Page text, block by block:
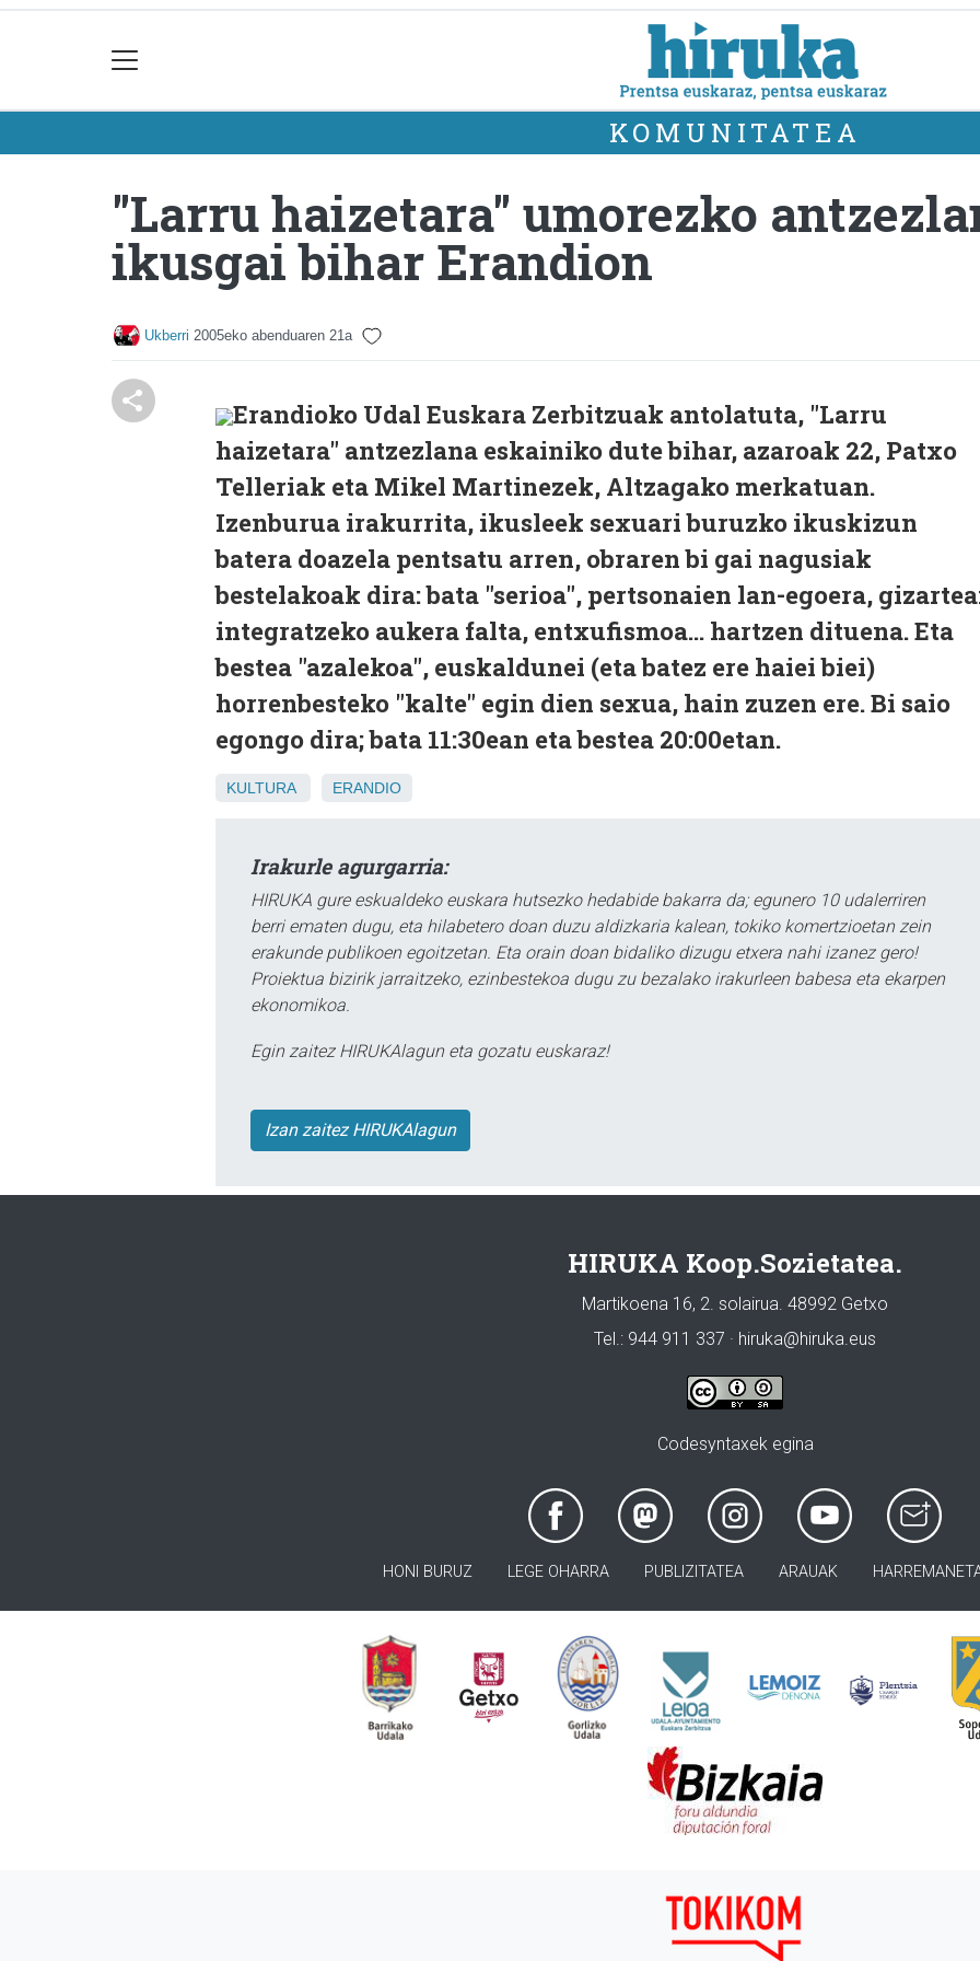
KOMUNITATEA
"Larru haizetara" umorezko
ikusgai bihar Erandion
Ukberri 2005eko abenduaren 21a
Erandioko Udal Euskara Zerbitzuak antolatuta, "Larru
haizetara" antzezlana eskainiko dute bihar, azaroak 22, Patxo
Telleriak eta Mikel Martinezek, Altzagako merkatuan.
Izenburua irakurrita, ikusleek sexuari buruzko ikuskizun
batera doazela pentsatu arren, obraren bi gai nagusiak
bestelakoak dira: bata "serioa", pertsonaien lan-egoera,
integratzeko aukera falta, entxufismoa... hartzen dituena. Eta
bestea "azalekoa", euskaldunei (eta batez ere haiei biei)
horrenbesteko "kalte" egin dien sexua, hain zuzen ere. Bi saio
egongo dira; bata 11:30ean eta bestea 20:00etan.
KULTURA ERANDIO
Irakurle agurgarria:
HIRUKA gure eskualdeko euskara hutsezko hedabide bakarra da; egunero 10 udalerriren
berri ematen dugu, eta hilabetero doan duzu aldizkaria kalean, tokiko komertzioetan zein
erakunde publikoen egoitzetan. Eta orain doan bidaliko dizugu etxera nahi izanez gero!
Proiektua bizirik jarraitzeko, ezinbestekoa dugu zu bezalako irakurleen babesa eta ekarpen
ekonomikoa.
Egin zaitez HIRUKAlagun eta gozatu euskaraz!
Izan zaitez HIRUKAlagun
HIRUKA Koop.Sozietatea.
Martikoena 16, 2. solairua. 48992 Getxo
Tel.: 944 911 337 · hiruka@hiruka.eus
Codesyntaxek egina
HONI BURUZ LEGE OHARRA PUBLIZITATEA ARAUAK